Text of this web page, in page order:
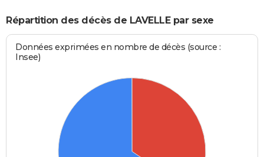
Répartition des décès de LAVELLE par sexe
Données exprimées en nombre de décès (source :
Insee)